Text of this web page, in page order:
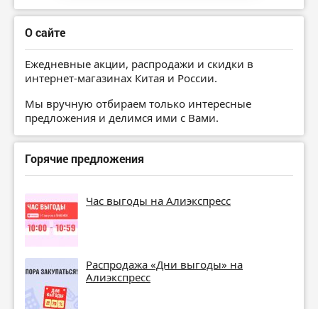
О сайте
Ежедневные акции, распродажи и скидки в
интернет-магазинах Китая и России.
Мы вручную отбираем только интересные
предложения и делимся ими с Вами.
Горячие предложения
Час выгоды на Алиэкспресс
Распродажа «Дни выгоды» на
Алиэкспресс